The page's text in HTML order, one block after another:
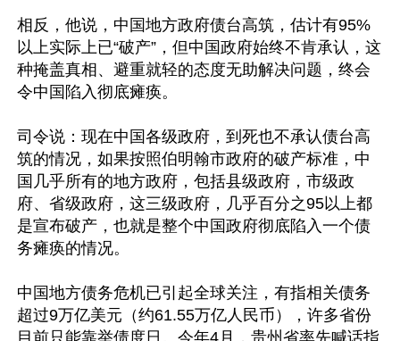
相反，他说，中国地方政府债台高筑，估计有95%
以上实际上已“破产”，但中国政府始终不肯承认，这
种掩盖真相、避重就轻的态度无助解决问题，终会
令中国陷入彻底瘫痪。
司令说：现在中国各级政府，到死也不承认债台高
筑的情况，如果按照伯明翰市政府的破产标准，中
国几乎所有的地方政府，包括县级政府，市级政
府、省级政府，这三级政府，几乎百分之95以上都
是宣布破产，也就是整个中国政府彻底陷入一个债
务瘫痪的情况。
中国地方债务危机已引起全球关注，有指相关债务
超过9万亿美元（约61.55万亿人民币），许多省份
目前只能靠举债度日。今年4月，贵州省率先喊话指